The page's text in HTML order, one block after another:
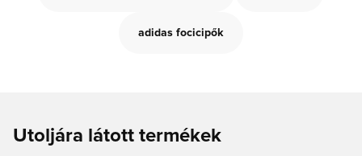
adidas focicipők
Utoljára látott termékek